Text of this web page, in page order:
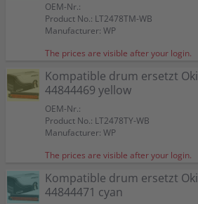
OEM-Nr.:
Product No.: LT2478TM-WB
Manufacturer: WP
The prices are visible after your login.
Kompatible drum ersetzt Oki
44844469 yellow
OEM-Nr.:
Product No.: LT2478TY-WB
Manufacturer: WP
The prices are visible after your login.
Kompatible drum ersetzt Oki
44844471 cyan